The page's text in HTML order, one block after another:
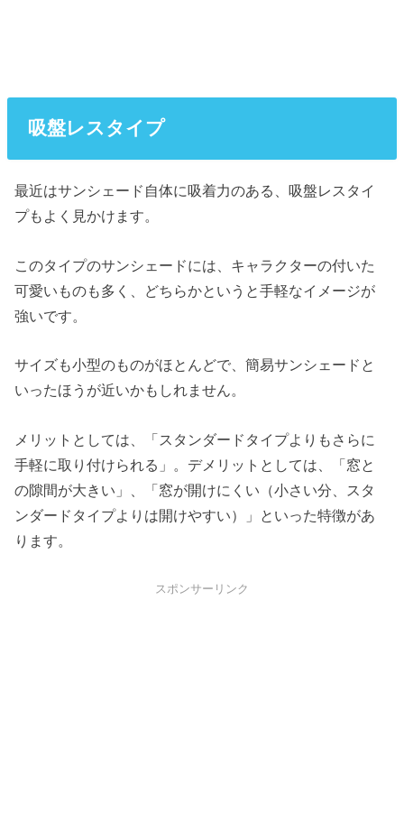
吸盤レスタイプ
最近はサンシェード自体に吸着力のある、吸盤レスタイ
プもよく見かけます。
このタイプのサンシェードには、キャラクターの付いた
可愛いものも多く、どちらかというと手軽なイメージが
強いです。
サイズも小型のものがほとんどで、簡易サンシェードと
いったほうが近いかもしれません。
メリットとしては、「スタンダードタイプよりもさらに
手軽に取り付けられる」。デメリットとしては、「窓と
の隙間が大きい」、「窓が開けにくい（小さい分、スタ
ンダードタイプよりは開けやすい）」といった特徴があ
ります。
スポンサーリンク